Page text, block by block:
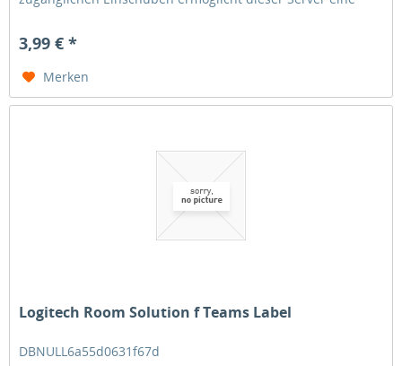
3,99 € *
Merken
Logitech Room Solution f Teams Label
DBNULL6a55d0631f67d